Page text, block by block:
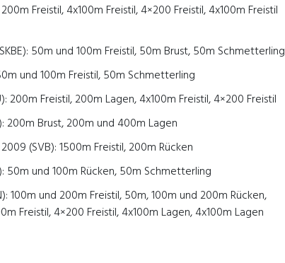
Freistil, 4x100m Freistil, 4×200 Freistil, 4x100m Freistil
50m und 100m Freistil, 50m Brust, 50m Schmetterling
und 100m Freistil, 50m Schmetterling
200m Freistil, 200m Lagen, 4x100m Freistil, 4×200 Freistil
200m Brust, 200m und 400m Lagen
(SVB): 1500m Freistil, 200m Rücken
50m und 100m Rücken, 50m Schmetterling
100m und 200m Freistil, 50m, 100m und 200m Rücken,
Freistil, 4×200 Freistil, 4x100m Lagen, 4x100m Lagen